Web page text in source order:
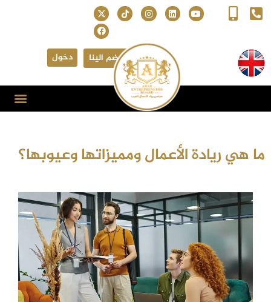
انضم الينا دخول
ما هي ريادة الأعمال ومميزاتها وعيوبها؟